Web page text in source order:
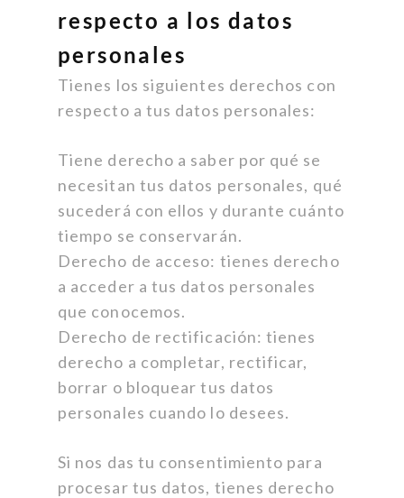
respecto a los datos
personales
Tienes los siguientes derechos con
respecto a tus datos personales:
Tiene derecho a saber por qué se
necesitan tus datos personales, qué
sucederá con ellos y durante cuánto
tiempo se conservarán.
Derecho de acceso: tienes derecho
a acceder a tus datos personales
que conocemos.
Derecho de rectificación: tienes
derecho a completar, rectificar,
borrar o bloquear tus datos
personales cuando lo desees.
Si nos das tu consentimiento para
procesar tus datos, tienes derecho